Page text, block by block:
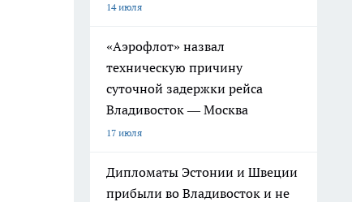
14 июля
«Аэрофлот» назвал
техническую причину
суточной задержки рейса
Владивосток — Москва
17 июля
Дипломаты Эстонии и Швеции
прибыли во Владивосток и не